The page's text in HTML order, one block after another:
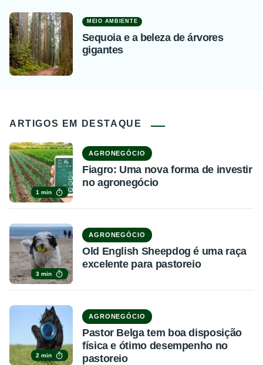
MEIO AMBIENTE
Sequoia e a beleza de árvores
gigantes
ARTIGOS EM DESTAQUE
1 min
AGRONEGÓCIO
Fiagro: Uma nova forma de investir
no agronegócio
3 min
AGRONEGÓCIO
Old English Sheepdog é uma raça
excelente para pastoreio
2 min
AGRONEGÓCIO
Pastor Belga tem boa disposição
física e ótimo desempenho no
pastoreio